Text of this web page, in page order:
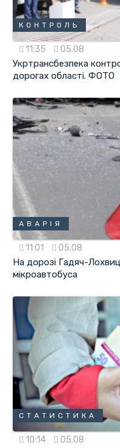
КОНТРОЛЬ
11:35 05.08
Укртрансбезпека
дорогах області. ФОТО
АВАРІЯ
11:01 05.08
На дорозі Гадяч-
мікроавтобуса
СТАТИСТИКА
10:14 05.08